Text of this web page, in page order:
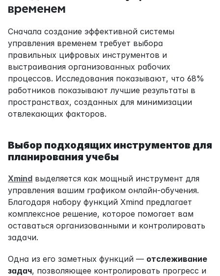
временем
Сначала создание эффективной системы
управления временем требует выбора
правильных цифровых инструментов и
выстраивания организованных рабочих
процессов. Исследования показывают, что 68%
работников показывают лучшие результаты в
пространствах, созданных для минимизации
отвлекающих факторов.
Выбор подходящих инструментов для
планирования учебы
Xmind выделяется как мощный инструмент для
управления вашим графиком онлайн-обучения.
Благодаря набору функций Xmind предлагает
комплексное решение, которое помогает вам
оставаться организованными и контролировать
задачи.
Одна из его заметных функций — отслеживание
задач, позволяющее контролировать прогресс и